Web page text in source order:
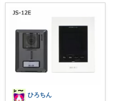
ひろちん